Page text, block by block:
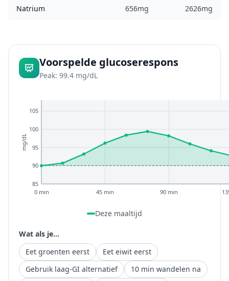
Natrium 656mg 2626mg
Voorspelde glucoserespons
Peak: 99.4 mg/dL
85
90
95
100
105
0 min 45 min 90 min
mg/dL
Deze maaltijd
Wat als je...
Eet groenten eerst
Eet eiwit eerst
Gebruik laag-GI alternatief
10 min wandelen na